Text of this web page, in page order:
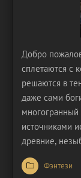
Добро
сплетаются с
решаются в
даже сами
источниками
древние,
дарующая
Фэнтези